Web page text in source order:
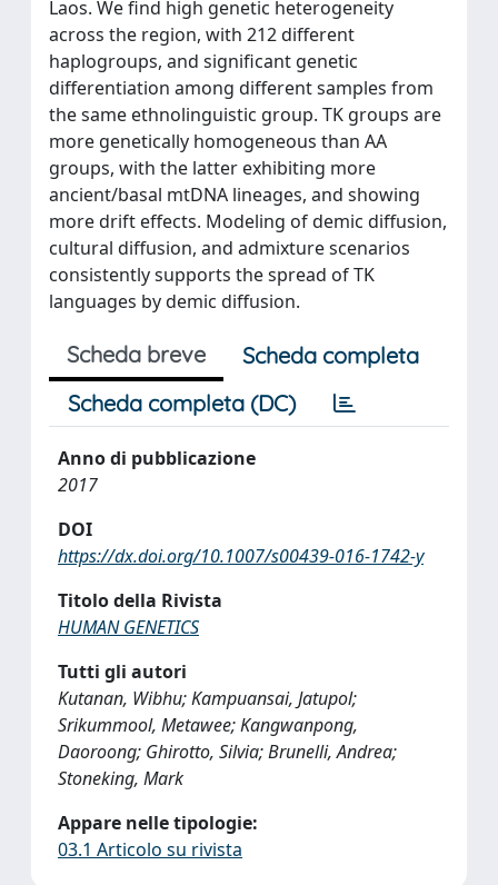
Laos. We find high genetic heterogeneity
across the region, with 212 different
haplogroups, and significant genetic
differentiation among different samples from
the same ethnolinguistic group. TK groups are
more genetically homogeneous than AA
groups, with the latter exhibiting more
ancient/basal mtDNA lineages, and showing
more drift effects. Modeling of demic diffusion,
cultural diffusion, and admixture scenarios
consistently supports the spread of TK
languages by demic diffusion.
Scheda breve
Scheda completa
Scheda completa (DC)
Anno di pubblicazione
2017
DOI
https://dx.doi.org/10.1007/s00439-016-1742-y
Titolo della Rivista
HUMAN GENETICS
Tutti gli autori
Kutanan, Wibhu; Kampuansai, Jatupol;
Srikummool, Metawee; Kangwanpong,
Daoroong; Ghirotto, Silvia; Brunelli, Andrea;
Stoneking, Mark
Appare nelle tipologie:
03.1 Articolo su rivista